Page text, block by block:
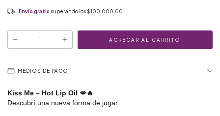
Envío gratis superando los $100.000,00
MEDIOS DE PAGO
Kiss Me – Hot Lip Oil 💋🔥
Descubrí una nueva forma de jugar.